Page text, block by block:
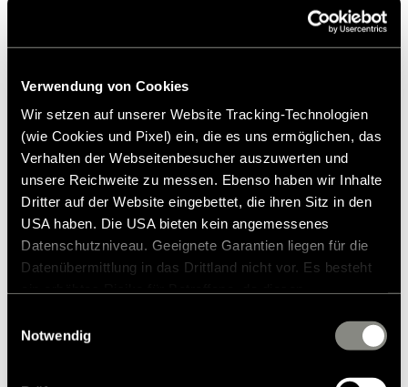
Verwendung von Cookies
Wir setzen auf unserer Website Tracking-Technologien
(wie Cookies und Pixel) ein, die es uns ermöglichen, das
Verhalten der Webseitenbesucher auszuwerten und
unsere Reichweite zu messen. Ebenso haben wir Inhalte
Dritter auf der Website eingebettet, die ihren Sitz in den
USA haben. Die USA bieten kein angemessenes
Datenschutzniveau. Geeignete Garantien liegen für die
Datenübermittlung in das Drittland nicht vor. Es besteht
zustehen. Eingesetzte Dienstleister können Daten für
zusammenführen. Weitere Informationen finden Sie in
Notwendig
Elektronik:
Von Bordbatterie und Campingfernseher bis
zu Küchengeräten
Ein wichtiger Punkt beim Wohnmobil
einwintern ist derrichtige Umgang mit der
Bordbatterie.
Diese sollten Sie rechtzeitig
langsam entleeren können.